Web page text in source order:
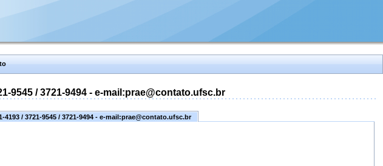
9545 / 3721-9494 - e-mail:prae@contato.ufsc.br
/ 3721-9545 / 3721-9494 - e-mail:prae@contato.ufsc.br